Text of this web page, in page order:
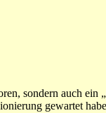
sondern auch
gewartet